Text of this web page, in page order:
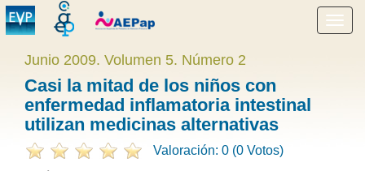
menú
Junio 2009. Volumen 5. Número 2
Casi la mitad de los niños con
enfermedad inflamatoria intestinal
utilizan medicinas alternativas
Valoración: 0 (0 Votos)